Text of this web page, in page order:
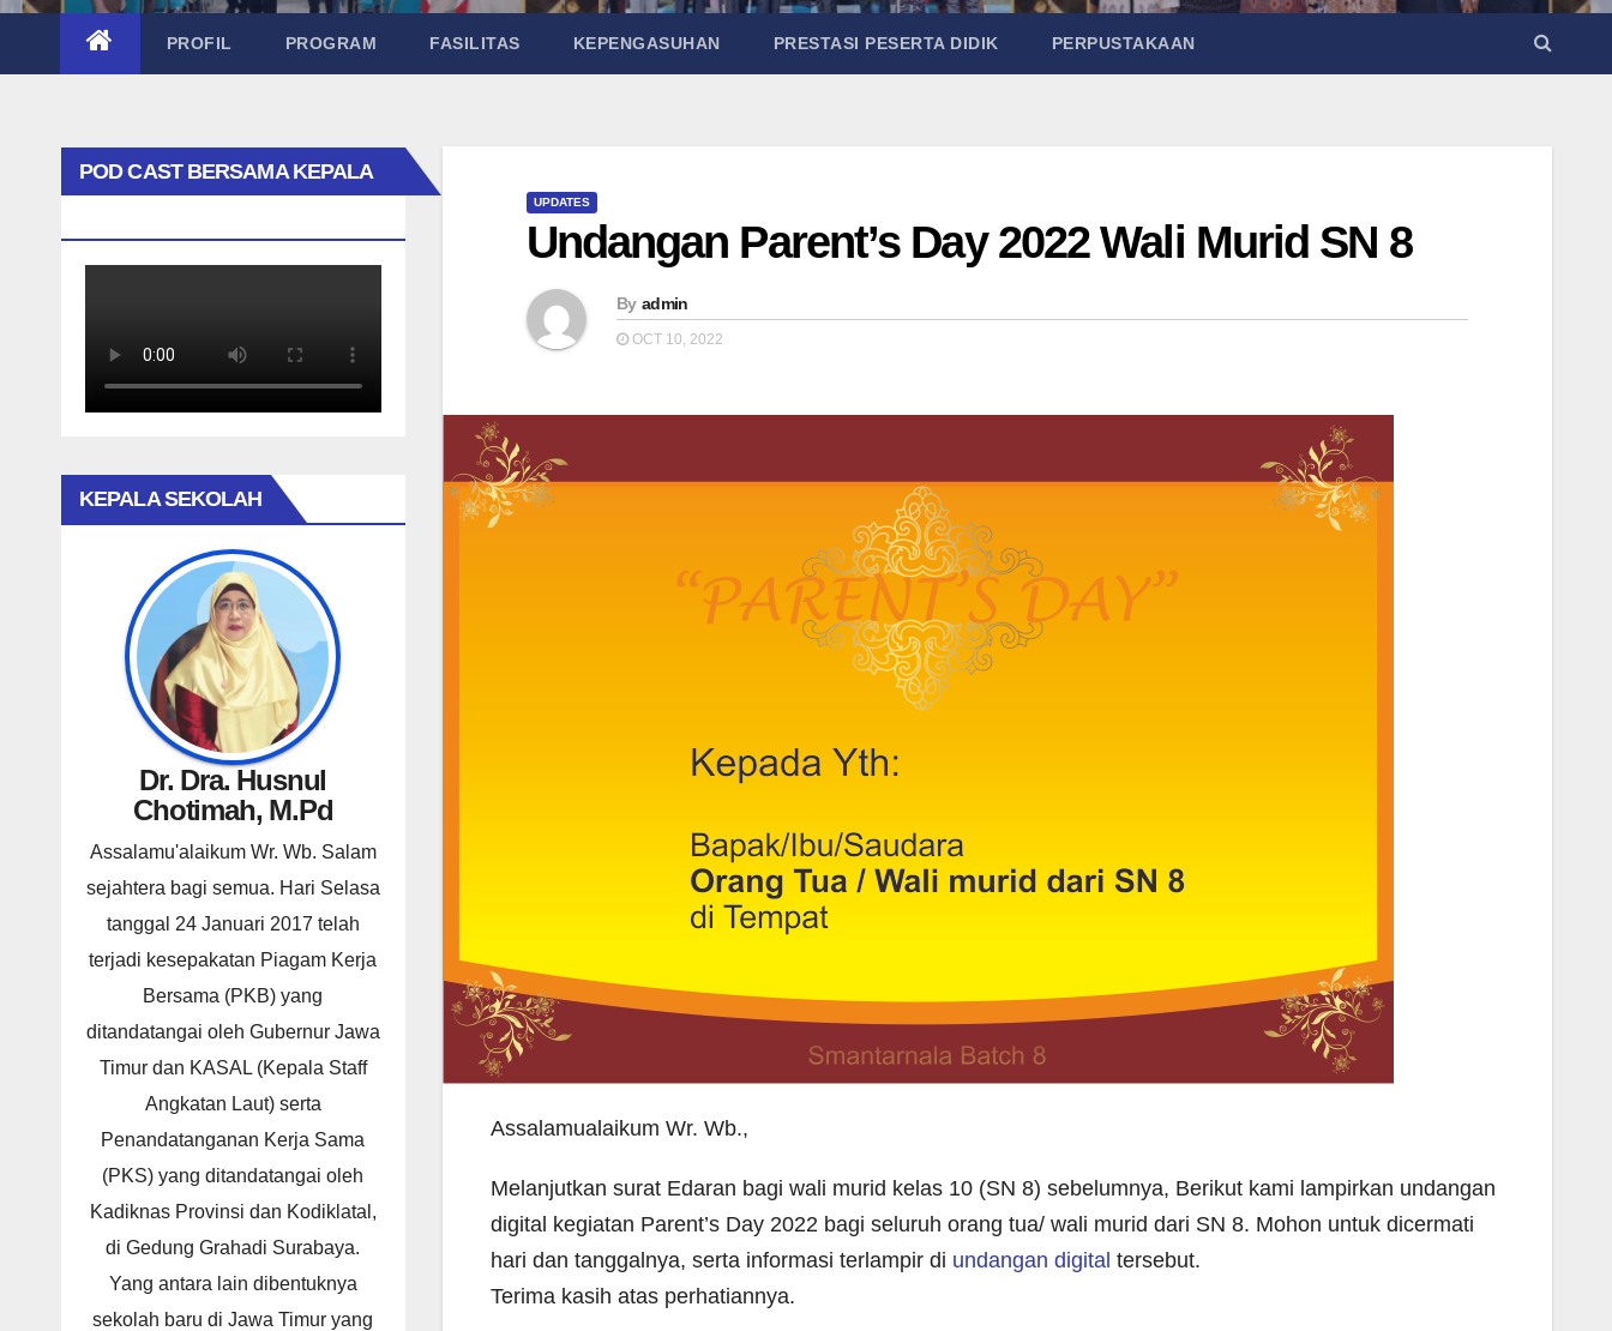
PROFIL PROGRAM FASILITAS KEPENGASUHAN PRESTASI PESERTA DIDIK PERPUSTAKAAN
POD CAST BERSAMA KEPALA
KEPALA SEKOLAH
Dr. Dra. Husnul
Chotimah, M.Pd
Assalamu'alaikum Wr. Wb. Salam
sejahtera bagi semua. Hari Selasa
tanggal 24 Januari 2017 telah
terjadi kesepakatan Piagam Kerja
Bersama (PKB) yang
ditandatangai oleh Gubernur Jawa
Timur dan KASAL (Kepala Staff
Angkatan Laut) serta
Penandatanganan Kerja Sama
(PKS) yang ditandatangai oleh
Kadiknas Provinsi dan Kodiklatal,
di Gedung Grahadi Surabaya.
Yang antara lain dibentuknya
sekolah baru di Jawa Timur yang
UPDATES
Undangan Parent’s Day 2022 Wali Murid SN 8
By admin
OCT 10, 2022
Assalamualaikum Wr. Wb.,
Melanjutkan surat Edaran bagi wali murid kelas 10 (SN 8) sebelumnya, Berikut kami lampirkan undangan
digital kegiatan Parent’s Day 2022 bagi seluruh orang tua/ wali murid dari SN 8. Mohon untuk dicermati
hari dan tanggalnya, serta informasi terlampir di undangan digital tersebut.
Terima kasih atas perhatiannya.